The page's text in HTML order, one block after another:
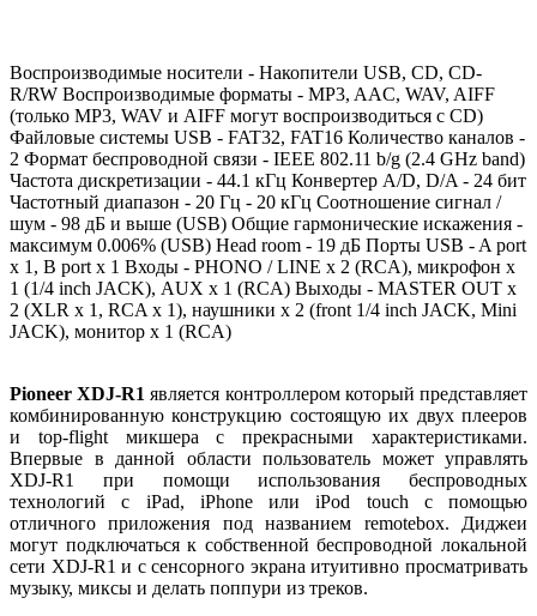
Воспроизводимые носители - Накопители USB, CD, CD-
R/RW Воспроизводимые форматы - MP3, AAC, WAV, AIFF
(только MP3, WAV и AIFF могут воспроизводиться с CD)
Файловые системы USB - FAT32, FAT16 Количество каналов -
2 Формат беспроводной связи - IEEE 802.11 b/g (2.4 GHz band)
Частота дискретизации - 44.1 кГц Конвертер A/D, D/A - 24 бит
Частотный диапазон - 20 Гц - 20 кГц Соотношение сигнал /
шум - 98 дБ и выше (USB) Общие гармонические искажения -
максимум 0.006% (USB) Head room - 19 дБ Порты USB - A port
х 1, B port х 1 Входы - PHONO / LINE х 2 (RCA), микрофон х
1 (1/4 inch JACK), AUX х 1 (RCA) Выходы - MASTER OUT х
2 (XLR х 1, RCA х 1), наушники х 2 (front 1/4 inch JACK, Mini
JACK), монитор х 1 (RCA)
Pioneer XDJ-R1 является контроллером который представляет
комбинированную конструкцию состоящую их двух плееров
и top-flight микшера c прекрасными характеристиками.
Впервые в данной области пользователь может управлять
XDJ-R1 при помощи использования беспроводных
технологий с iPad, iPhone или iPod touch с помощью
отличного приложения под названием
remotebox. Диджеи
могут подключаться к собственной беспроводной локальной
сети XDJ-R1 и с сенсорного экрана итуитивно просматривать
музыку, миксы и делать поппури из треков.